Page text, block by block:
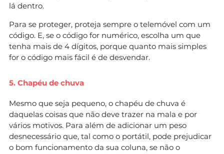
lá dentro.
Para se proteger, proteja sempre o telemóvel com um
código. E, se o código for numérico, escolha um que
tenha mais de 4 dígitos, porque quanto mais simples
for o código mais fácil é de desvendar.
5. Chapéu de chuva
Mesmo que seja pequeno, o chapéu de chuva é
daquelas coisas que não deve trazer na mala e por
vários motivos. Para além de adicionar um peso
desnecessário que, tal como o portátil, pode prejudicar
o bom funcionamento da sua coluna, se não o